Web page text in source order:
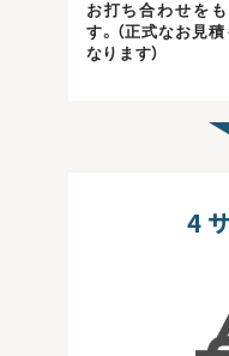
お打ち合わせを
す。（正式なお見
なります）
4